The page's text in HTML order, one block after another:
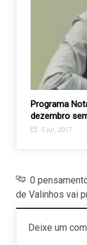
Programa
dezembro
5 jul, 2017
0
de Valinhos vai
Deixe um